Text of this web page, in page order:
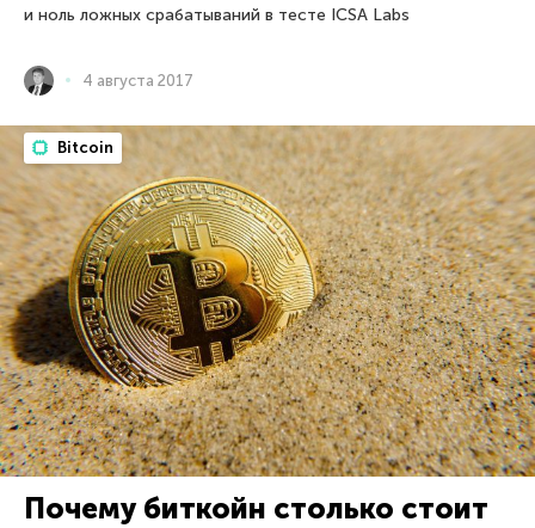
и ноль ложных срабатываний в тесте ICSA Labs
4 августа 2017
Bitcoin
Почему биткойн столько стоит